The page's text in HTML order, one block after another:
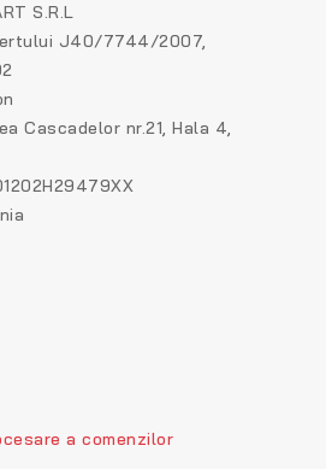
S.R.L
J40/7744/2007,
Cascadelor nr.21, Hala 4,
a comenzilor